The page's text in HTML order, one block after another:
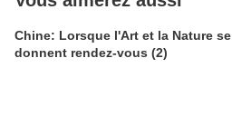
Chine: Lorsque l'Art et la Nature se
donnent rendez-vous (2)